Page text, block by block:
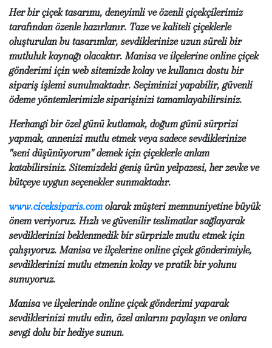
Her bir çiçek tasarımı, deneyimli ve özenli çiçekçilerimiz
tarafından özenle hazırlanır. Taze ve kaliteli çiçeklerle
oluşturulan bu tasarımlar, sevdiklerinize uzun süreli bir
mutluluk kaynağı olacaktır. Manisa ve ilçelerine online çiçek
gönderimi için web sitemizde kolay ve kullanıcı dostu bir
sipariş işlemi sunulmaktadır. Seçiminizi yapabilir, güvenli
ödeme yöntemlerimizle siparişinizi tamamlayabilirsiniz.
Herhangi bir özel günü kutlamak, doğum günü sürprizi
yapmak, annenizi mutlu etmek veya sadece sevdiklerinize
"seni düşünüyorum" demek için çiçeklerle anlam
katabilirsiniz. Sitemizdeki geniş ürün yelpazesi, her zevke ve
bütçeye uygun seçenekler sunmaktadır.
www.ciceksiparis.com olarak müşteri memnuniyetine büyük
önem veriyoruz. Hızlı ve güvenilir teslimatlar sağlayarak
sevdiklerinizi beklenmedik bir sürprizle mutlu etmek için
çalışıyoruz. Manisa ve ilçelerine online çiçek gönderimiyle,
sevdiklerinizi mutlu etmenin kolay ve pratik bir yolunu
sunuyoruz.
Manisa ve ilçelerinde online çiçek gönderimi yaparak
sevdiklerinizi mutlu edin, özel anlarını paylaşın ve onlara
sevgi dolu bir hediye sunun.